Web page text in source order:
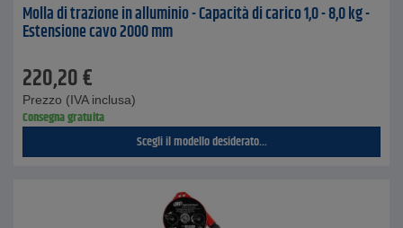
Molla di trazione in alluminio - Capacità di carico 1,0 - 8,0 kg -
Estensione cavo 2000 mm
220,20€
Prezzo (IVA inclusa)
Consegna gratuita
Scegli il modello desiderato...